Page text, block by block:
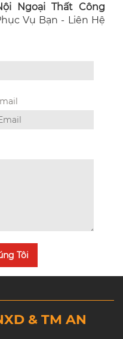
Ngoại Thất Công
Vụ Bạn - Liên Hệ
Tôi
& TM AN